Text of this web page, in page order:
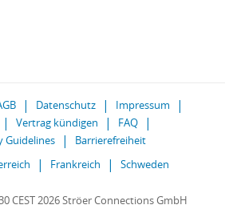
Datenschutz
Impressum
Vertrag kündigen
FAQ
Guidelines
Barrierefreiheit
Frankreich Schweden
CEST 2026 Ströer Connections GmbH